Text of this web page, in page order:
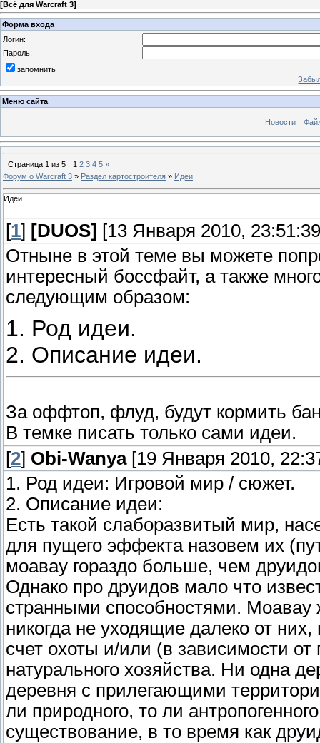
[Всё для Warcraft 3]
Форма входа
Логин:
Пароль:
запомнить
Меню сайта
Новости
Страница 1 из 5 1 2 3 4 5 »
Форум о Warcraft 3 » Раздел картостроителя » Идеи
Идеи
[1] [DUОS] [13 Января 2010,
Отныне в этой теме вы можете
интересный боссфайт, а также
следующим образом:
1. Род идеи.
2. Описание идеи.
За оффтоп, флуд, будут кормить
В темке писать только сами идеи.
[2] Obi-Wanya[19 Января 2010,
1. Род идеи: Игровой мир / сюжет.
2. Описание идеи:
Есть такой слаборазвитый мир,
для пущего эффекта назовем их
моавау гораздо больше, чем
Однако про друидов мало что
странными способностями.
никогда не уходящие далеко от
счет охоты и/или (в зависимости
натурального хозяйства. Ни одна
деревня с прилегающими
ли природного, то ли
существование, в то время как